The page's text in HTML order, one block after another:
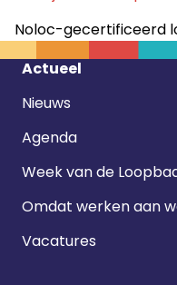
Noloc-gecertificeerd
Footer
Actueel
Nieuws
Agenda
Week van de
Omdat werken aan
Vacatures